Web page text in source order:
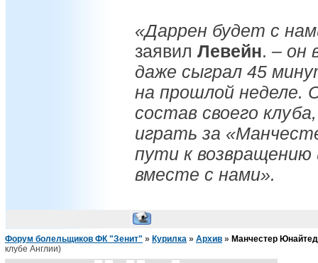
«Даррен будет с
заявил Левейн. – он
даже сыграл 45
на прошлой неделе.
состав своего
играть за
пути к
вместе с нами».
Форум болельщиков ФК "Зенит" » Курилка » Архив » Манчестер Юнайтед
клубе Англии)